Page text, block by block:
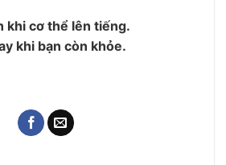
khi cơ thể lên tiếng.
khi bạn còn khỏe.